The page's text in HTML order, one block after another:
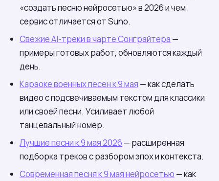
«создать песню нейросетью» в 2026 и чем
сервис отличается от Suno.
Свежие AI-треки в чарте Сонграйтера —
примеры готовых работ, обновляются каждый
день.
Караоке военных песен к 9 мая — как сделать
видео с подсвечиваемым текстом для классики
или своей песни. Усиливает любой
танцевальный номер.
Лучшие песни к 9 мая 2026 — расширенная
подборка треков с разбором эпох и контекста.
Современная песня к 9 мая нейросетью — как